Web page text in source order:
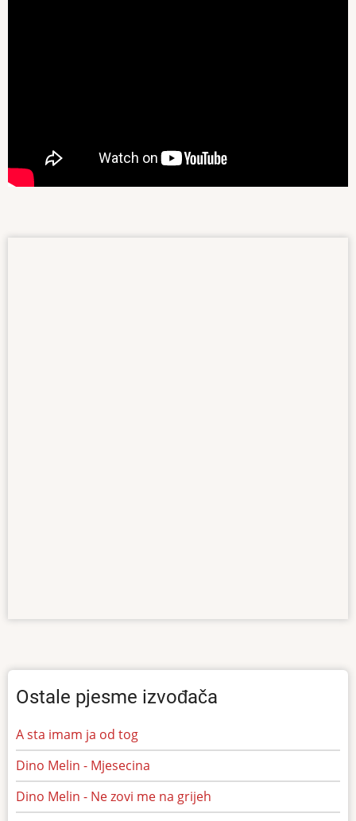
Ostale pjesme izvođača
A sta imam ja od tog
Dino Melin - Mjesecina
Dino Melin - Ne zovi me na grijeh